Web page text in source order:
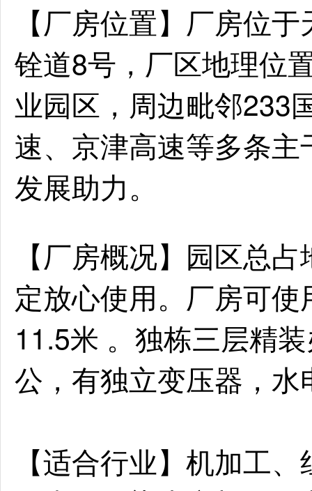
【厂房位置】厂房位
铨道8号，厂区地理位
业园区，周边毗邻233
速、京津高速等多条
发展助力。
【厂房概况】园区总
定放心使用。厂房可
11.5米 。独栋三层精
公，有独立变压器，水
【适合行业】机加工